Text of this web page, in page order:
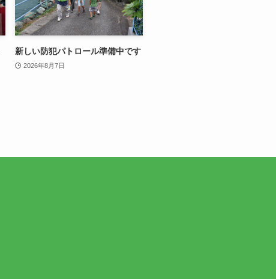
新しい防犯パトロール準備中です
2026年8月7日